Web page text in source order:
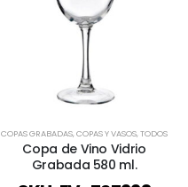
COPAS GRABADAS,COPAS Y VASOS,TODOS
Copa de Vino Vidrio
Grabada 580 ml.